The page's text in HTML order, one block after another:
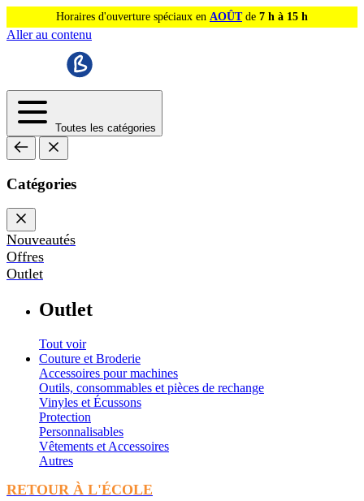
Horaires d'ouverture spéciaux en AOÛTde 7 h à 15 h
Aller au contenu
Toutes les catégories
Catégories
Nouveautés
Offres
Outlet
Outlet
Tout voir
Couture et Broderie
Accessoires pour machines
Outils, consommables et pièces de rechange
Vinyles et Écussons
Protection
Personnalisables
Vêtements et Accessoires
Autres
RETOUR À L'ÉCOLE